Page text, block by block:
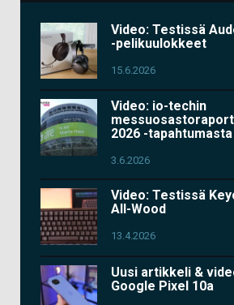
Video: Testissä
-pelikuulokkeet
15.6.2026
Video: io-techin
2026 -tapahtumasta
3.6.2026
Video: Testissä
All-Wood
13.4.2026
Uusi artikkeli &
Google Pixel 10a